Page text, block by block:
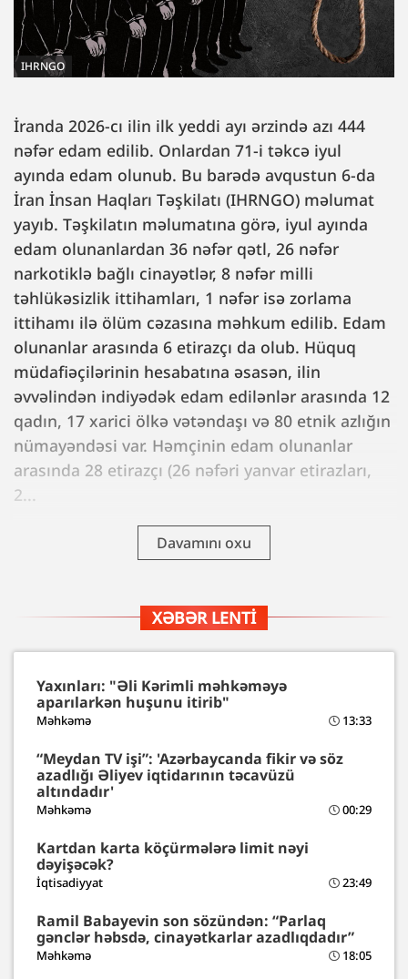
IHRNGO
İranda 2026-cı ilin ilk yeddi ayı ərzində azı 444
nəfər edam edilib. Onlardan 71-i təkcə iyul
ayında edam olunub. Bu barədə avqustun 6-da
İran İnsan Haqları Təşkilatı (IHRNGO) məlumat
yayıb. Təşkilatın məlumatına görə, iyul ayında
edam olunanlardan 36 nəfər qətl, 26 nəfər
narkotiklə bağlı cinayətlər, 8 nəfər milli
təhlükəsizlik ittihamları, 1 nəfər isə zorlama
ittihamı ilə ölüm cəzasına məhkum edilib. Edam
olunanlar arasında 6 etirazçı da olub. Hüquq
müdafiəçilərinin hesabatına əsasən, ilin
əvvəlindən indiyədək edam edilənlər arasında 12
qadın, 17 xarici ölkə vətəndaşı və 80 etnik azlığın
nümayəndəsi var. Həmçinin edam olunanlar
arasında 28 etirazçı (26 nəfəri yanvar etirazları,
2...
Davamını oxu
XƏBƏR LENTI
Yaxınları: "Əli Kərimli məhkəməyə
aparılarkən huşunu itirib"
Məhkəmə 13:33
“Meydan TV işi”: 'Azərbaycanda fikir və söz
azadlığı Əliyev iqtidarının təcavüzü
altındadır'
Məhkəmə 00:29
Kartdan karta köçürmələrə limit nəyi
dəyişəcək?
İqtisadiyyat 23:49
Ramil Babayevin son sözündən: “Parlaq
gənclər həbsdə, cinayətkarlar azadlıqdadır”
Məhkəmə 18:05